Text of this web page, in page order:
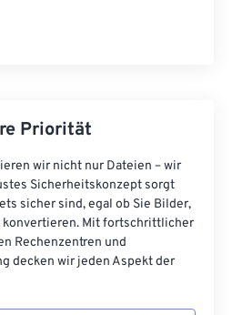
Priorität
wir nicht nur Dateien – wir
Sicherheitskonzept sorgt
sicher sind, egal ob Sie Bilder,
konvertieren. Mit fortschrittlicher
Rechenzentren und
decken wir jeden Aspekt der